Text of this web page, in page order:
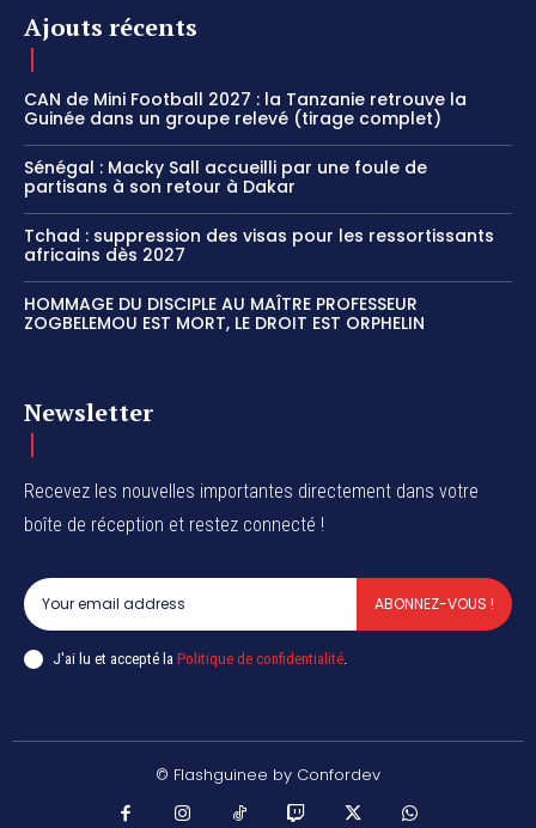
Ajouts récents
CAN de Mini Football 2027 : la Tanzanie retrouve la
Guinée dans un groupe relevé (tirage complet)
Sénégal : Macky Sall accueilli par une foule de
partisans à son retour à Dakar
Tchad : suppression des visas pour les ressortissants
africains dès 2027
HOMMAGE DU DISCIPLE AU MAÎTRE PROFESSEUR
ZOGBELEMOU EST MORT, LE DROIT EST ORPHELIN
Newsletter
Recevez les nouvelles importantes directement dans votre
boîte de réception et restez connecté !
ABONNEZ-VOUS !
J'ai lu et accepté la Politique de confidentialité
© Flashguinee by Confordev